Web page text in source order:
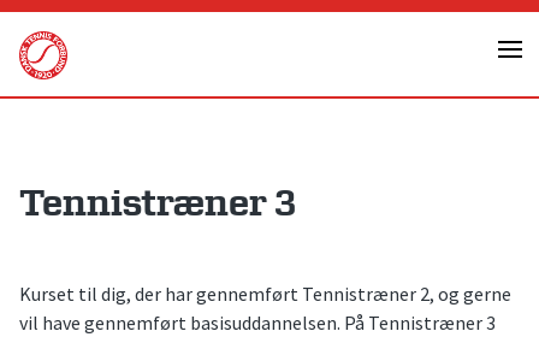
Skip
content
Tennistræner 3
Kurset til dig, der har gennemført Tennistræner 2, og gerne
vil have gennemført basisuddannelsen. På Tennistræner 3